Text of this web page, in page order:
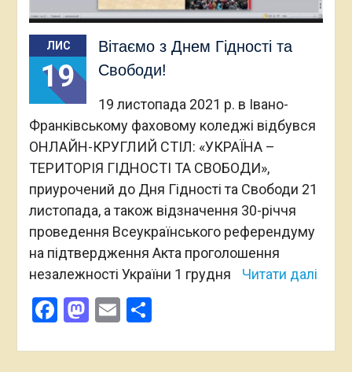
ЛИС
19
Вітаємо з Днем Гідності та
Свободи!
19 листопада 2021 р. в Івано-
Франківському фаховому коледжі відбувся
ОНЛАЙН-КРУГЛИЙ СТІЛ: «УКРАЇНА –
ТЕРИТОРІЯ ГІДНОСТІ ТА СВОБОДИ»,
приурочений до Дня Гідності та Свободи 21
листопада, а також відзначення 30-річчя
проведення Всеукраїнського референдуму
на підтвердження Акта проголошення
незалежності України 1 грудня
Читати далі
Facebook
Mastodon
EmailПоділитися